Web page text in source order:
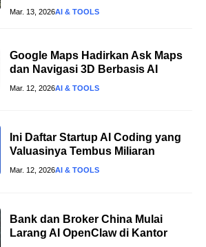
Mar. 13, 2026AI & TOOLS
Google Maps Hadirkan Ask Maps
dan Navigasi 3D Berbasis AI
Mar. 12, 2026AI & TOOLS
Ini Daftar Startup AI Coding yang
Valuasinya Tembus Miliaran
Mar. 12, 2026AI & TOOLS
Bank dan Broker China Mulai
Larang AI OpenClaw di Kantor